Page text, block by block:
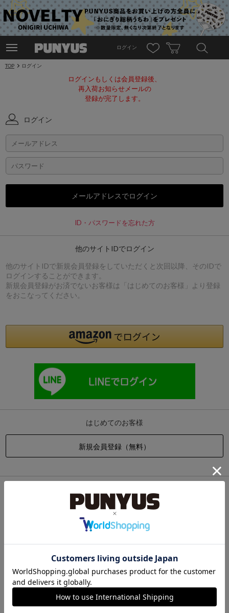
ログイン
TOP ログイン
ログインもしくは会員登録後、
再入荷お知らせメールの
登録が完了します。
ログイン
ID・パスワードを忘れた方
他のサイトIDでログイン
他のサイトIDで新規会員登録をしていただくと次回以降、そのIDで
ログインすることができます。
新規会員登録がお済でないお客様は「はじめてのお客様」より登録
をおこなってください。
はじめてのお客様
他のサイトIDで新規会員登録をしていただくと次回以降、そのIDで
ログインすることができます。